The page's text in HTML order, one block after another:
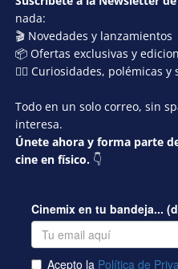
nada:
🎬 Novedades y lanzamientos
📦 Ofertas exclusivas y
🕵️‍♂️ Curiosidades, polémicas y
Todo en un solo correo, sin
interesa.
Únete ahora y forma parte
cine en físico. 👇